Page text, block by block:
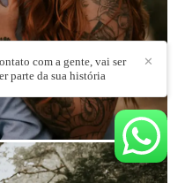
✕
com a gente, vai ser
parte da sua história